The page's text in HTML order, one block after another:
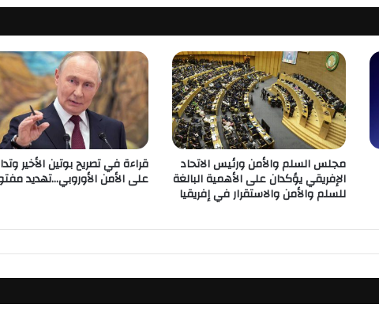
مجلس السلم والأمن ورئيس الاتحاد
الإفريقي يؤكدان على الأهمية البالغة
للسلم والأمن والاستقرار في إفريقيا
قراءة في تصريح بوتين الأخير
على الأمن الأوروبي…تهديد